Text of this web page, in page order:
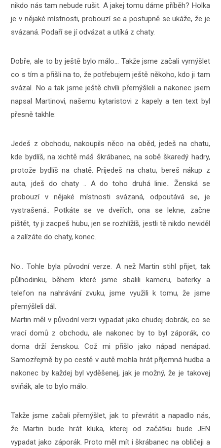
nikdo nás tam nebude rušit. A jakej tomu dáme příběh? Holka
je v nějaké místnosti, probouzí se a postupně se ukáže, že je
svázaná. Podaří se jí odvázat a utíká z chaty.
Dobře, ale to by ještě bylo málo… Takže jsme začali vymýšlet
co s tím a přišli na to, že potřebujem ještě někoho, kdo ji tam
svázal. No a tak jsme ještě chvíli přemýšleli a nakonec jsem
napsal Martinovi, našemu kytaristovi z kapely a ten text byl
přesně takhle:
Jedeš z obchodu, nakoupils něco na oběd, jedeš na chatu,
kde bydlíš, na xichtě máš škrábanec, na sobě škaredý hadry,
protože bydlíš na chatě. Prijedeš na chatu, bereš nákup z
auta, jdeš do chaty .. A do toho druhá linie.. Ženská se
probouzí v nějaké místnosti svázaná, odpoutává se, je
vystrašená.. Potkáte se ve dveřích, ona se lekne, začne
pištět, ty ji zacpeš hubu, jen se rozhlížíš, jestli tě nikdo neviděl
a zalízáte do chaty, konec.
No.. Tohle byla původní verze. A než Martin stihl přijet, tak
půlhodinku, během které jsme sbalili kameru, baterky a
telefon na nahrávání zvuku, jsme využili k tomu, že jsme
přemýšleli dál.
Martin měl v původní verzi vypadat jako chudej dobrák, co se
vrací domů z obchodu, ale nakonec by to byl záporák, co
doma drží ženskou. Což mi přišlo jako nápad nenápad.
Samozřejmě by po cestě v autě mohla hrát příjemná hudba a
nakonec by každej byl vyděšenej, jak je možný, že je takovej
sviňák, ale to bylo málo.
Takže jsme začali přemýšlet, jak to převrátit a napadlo nás,
že Martin bude hrát kluka, kterej od začátku bude JEN
vypadat jako záporák. Proto měl mít i škrábanec na obličeji a